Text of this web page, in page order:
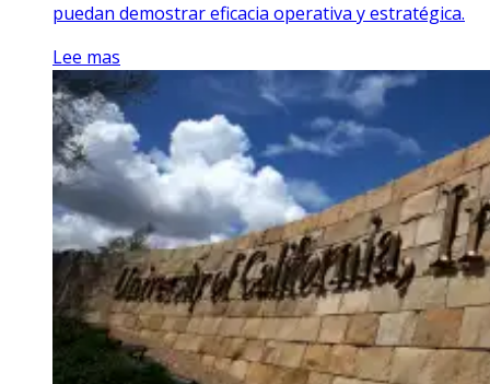
puedan demostrar eficacia operativa y estratégica.
Lee mas